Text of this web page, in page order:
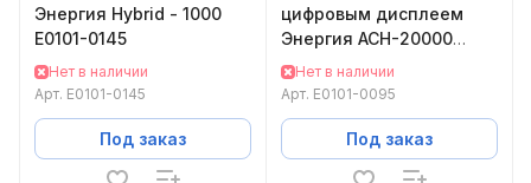
Энергия Hybrid - 1000
Е0101-0145
Нет в наличии
Арт. Е0101-0145
Под заказ
цифровым дисплеем
Энергия АСН-20000
Е0101-0095
Нет в наличии
Арт. Е0101-0095
Под заказ